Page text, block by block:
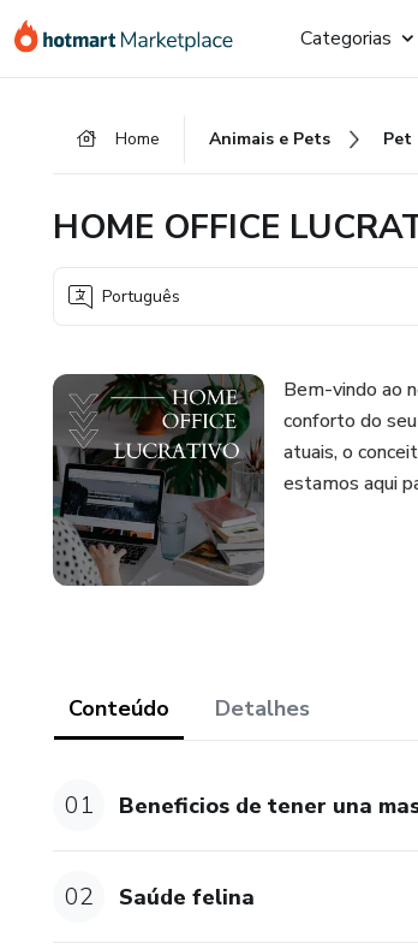
para
para
para
Categorias
Home Animais e Pets Pet
HOME OFFICE
Português
Bem-vindo ao
conforto do
atuais, o
estamos aqui
Conteúdo Detalhes
01 Beneficios de tener una
02 Saúde felina